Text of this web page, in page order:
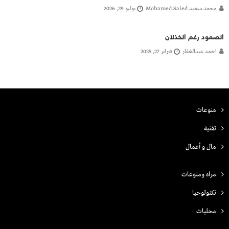
محمد سعيد Mohamed.saied يوليو 29, 2026
الصمود رغم الخذلان
احمد عبدالغفار فبراير 27, 2025
منوعات
تقنية
مال و أعمال
مراه ومنوعات
تكنولوجيا
محليات